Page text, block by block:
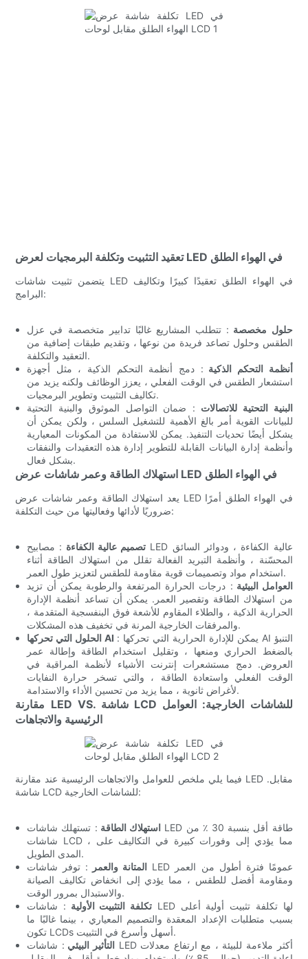
تعقيد التثبيت وتكلفة البرمجيات لعرض LED في الهواء الطلق
يتضمن تثبيت شاشات LED في الهواء الطلق تعقيدًا كبيرًا وتكاليف
البرامج:
حلول مخصصة : تتطلب المشاريع غالبًا تدابير متخصصة في عزل
الطقس وحلول تصاعد فريدة من نوعها ، وتقديم طبقات إضافية من
التعقيد والتكلفة.
أنظمة التحكم الذكية : دمج أنظمة التحكم الذكية ، مثل أجهزة
استشعار الطقس في الوقت الفعلي ، يعزز الوظائف ولكنه يزيد من
تكاليف التثبيت وتطوير البرمجيات.
البنية التحتية للاتصالات : ضمان التواصل الموثوق والبنية التحتية
للبيانات القوية أمر بالغ الأهمية للتشغيل السلس ، ولكن يمكن أن
يشكل أيضًا تحديات التنفيذ. يمكن للاستفادة من المكونات المعيارية
وأنظمة إدارة البيانات القابلة للتطوير إدارة هذه التعقيدات والنفقات
بشكل فعال.
استهلاك الطاقة وعمر شاشات عرض LED في الهواء الطلق
يعد استهلاك الطاقة وعمر شاشات عرض LED في الهواء الطلق أمرًا
ضروريًا لأدائها وفعاليتها من حيث التكلفة:
تصميم عالية الكفاءة : مصابيح LED عالية الكفاءة ، ودوائر السائق
المحسّنة ، وأنظمة التبريد الفعالة تقلل من استهلاك الطاقة أثناء
استخدام مواد وتصميمات قوية مقاومة للطقس لتعزيز طول العمر.
العوامل البيئية : درجات الحرارة المرتفعة والرطوبة يمكن أن تزيد
من استهلاك الطاقة وتقصير العمر. يمكن أن تساعد أنظمة الإدارة
الحرارية الذكية ، والطلاء المقاوم للأشعة فوق البنفسجية المتقدمة ،
والمرفقات الخارجية المرنة في تخفيف هذه المشكلات.
الحلول التي تحركها AI : يمكن للإدارة الحرارية التي تحركها AI التنبؤ
بالضغط الحراري ومنعها ، وتقليل استخدام الطاقة وإطالة عمر
العروض. دمج مستشعرات إنترنت الأشياء لأنظمة المراقبة في
الوقت الفعلي واستعادة الطاقة ، والتي تسخر حرارة النفايات
لأغراض ثانوية ، مما يزيد من تحسين الأداء والاستدامة.
مقارنة LED VS. شاشة LCD للشاشات الخارجية: العوامل
الرئيسية والاتجاهات
فيما يلي ملخص للعوامل والاتجاهات الرئيسية عند مقارنة LED مقابل.
شاشة LCD للشاشات الخارجية:
استهلاك الطاقة : تستهلك شاشات LED طاقة أقل بنسبة 30 ٪ من
شاشات LCD ، مما يؤدي إلى وفورات كبيرة في التكاليف على
المدى الطويل.
المتانة والعمر : توفر شاشات LED عمومًا فترة أطول من العمر
ومقاومة أفضل للطقس ، مما يؤدي إلى انخفاض تكاليف الصيانة
والاستبدال بمرور الوقت.
تكلفة التثبيت الأولية : شاشات LED لها تكلفة تثبيت أولية أعلى
بسبب متطلبات الإعداد المعقدة والتصميم المعياري ، بينما غالبًا ما
تكون LCDs أسهل وأسرع في التثبيت.
التأثير البيئي : شاشات LED أكثر ملاءمة للبيئة ، مع ارتفاع معدلات